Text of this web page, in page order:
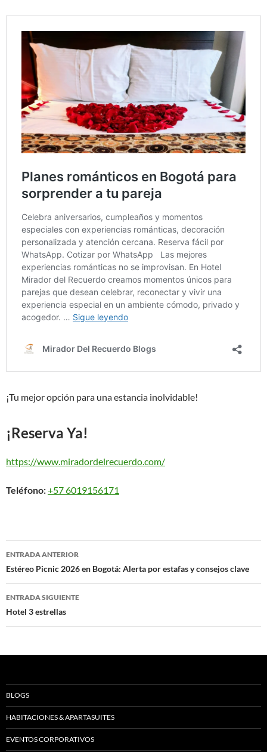
¡Tu mejor opción para una estancia inolvidable!
¡Reserva Ya!
https://www.miradordelrecuerdo.com/
Teléfono:+57 6019156171
Navegación
de
entradas
ENTRADA ANTERIOR
Estéreo Picnic 2026 en Bogotá: Alerta por estafas y consejos clave
ENTRADA SIGUIENTE
Hotel 3 estrellas
BLOGS
HABITACIONES & APARTASUITES
EVENTOS CORPORATIVOS